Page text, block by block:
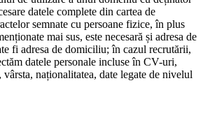
datele complete din cartea de
semnate cu persoane fizice, în plus
mai sus, este necesară și adresa de
fi adresa de domiciliu; în cazul recrutării,
datele personale incluse în CV-uri,
naționalitatea, date legate de nivelul